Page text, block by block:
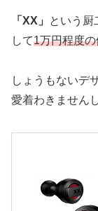
「XX」
という厨
して1万円程度
しょうもないデ
愛着わきません